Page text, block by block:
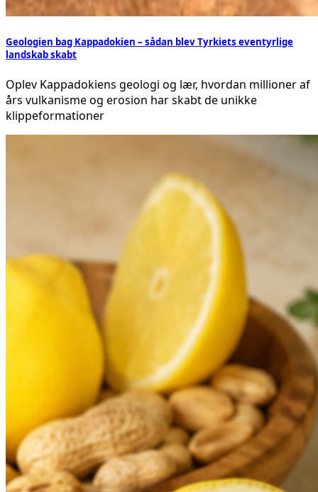
Geologien bag Kappadokien – sådan blev Tyrkiets eventyrlige
landskab skabt
Oplev Kappadokiens geologi og lær, hvordan millioner af
års vulkanisme og erosion har skabt de unikke
klippeformationer